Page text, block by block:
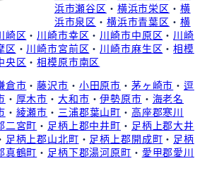
浜市瀬谷区 ・ 横浜市栄区 ・ 横
浜市泉区 ・ 横浜市青葉区 ・ 横
崎区 ・ 川崎市幸区 ・ 川崎市中原区 ・ 川崎
区 ・ 川崎市宮前区 ・ 川崎市麻生区 ・相模
央区 ・相模原市南区
倉市 ・藤沢市 ・ 小田原市 ・ 茅ヶ崎市 ・逗
・ 厚木市 ・ 大和市 ・伊勢原市 ・ 海老名
・ 綾瀬市 ・ 三浦郡葉山町 ・ 高座郡寒川
二宮町 ・ 足柄上郡中井町 ・ 足柄上郡大井
足柄上郡山北町 ・ 足柄上郡開成町 ・ 足柄
真鶴町 ・ 足柄下郡湯河原町 ・ 愛甲郡愛川